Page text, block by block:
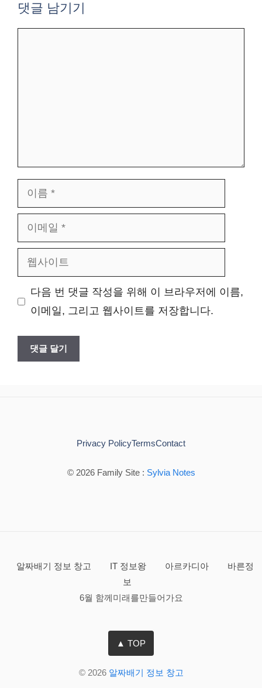
댓글 남기기
름
메
사
다음 번 댓글 작성을 위해 이 브라우저에 이름,
이메일, 그리고 웹사이트를 저장합니다.
© 2026 Family Site : Sylvia Notes
Privacy PolicyTermsContact
알짜배기 정보 창고 IT 정보왕 아르카디아
바른정
보
6월 함께미래를만들어가요
▲ TOP
© 2026 알짜배기 정보 창고